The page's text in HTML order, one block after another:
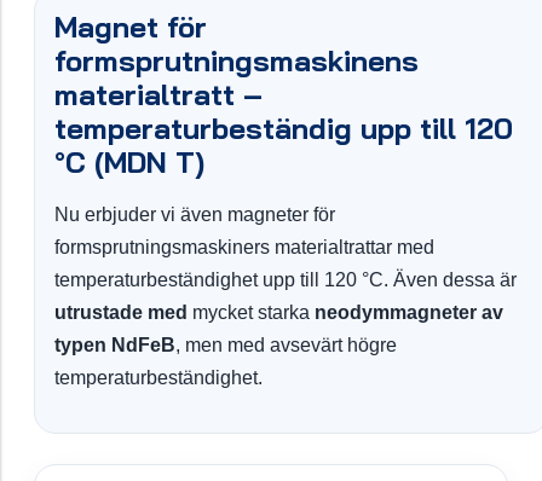
Magnet för
formsprutningsmaskinens
materialtratt –
temperaturbeständig upp till 120
°C (MDN T)
Nu erbjuder vi även magneter för
formsprutningsmaskiners materialtrattar med
temperaturbeständighet upp till 120 °C. Även dessa är
utrustade med mycket starka neodymmagneter av
typen NdFeB, men med avsevärt högre
temperaturbeständighet.